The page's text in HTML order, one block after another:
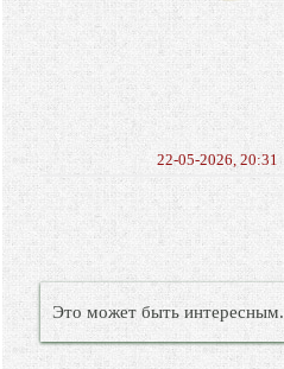
22-05-2026, 20:31
Это может быть интересным.